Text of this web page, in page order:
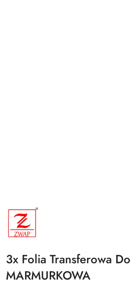
NAZWA
PRODUCENTA:
ZWAP
3x Folia Transferowa
MARMURKOWA